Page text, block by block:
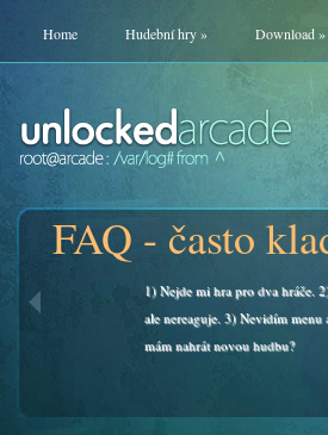
Home Hudební hry» Download»
FAQ - často
1) Nejde mi hra pro dva hráče.
ale nereaguje. 3) Nevidím
mám nahrát novou hudbu?